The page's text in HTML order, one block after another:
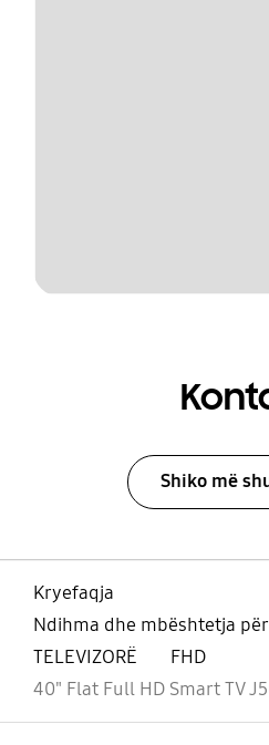
Shiko më
Kryefaqja
Ndihma dhe mbështetja
TELEVIZORË
FHD
40" Flat Full HD Smart TV